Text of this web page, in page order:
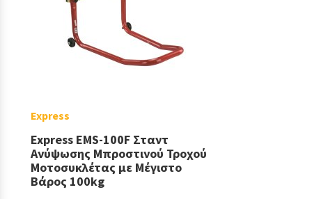
Express
Express EMS-100F Σταντ
Ανύψωσης Μπροστινού Τροχού
Μοτοσυκλέτας με Μέγιστο
Βάρος 100kg